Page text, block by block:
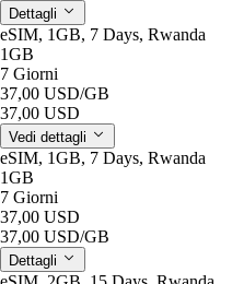
Dettagli
eSIM, 1GB, 7 Days, Rwanda
1GB
7 Giorni
37,00 USD/GB
37,00 USD
Vedi dettagli
eSIM, 1GB, 7 Days, Rwanda
1GB
7 Giorni
37,00 USD
37,00 USD/GB
Dettagli